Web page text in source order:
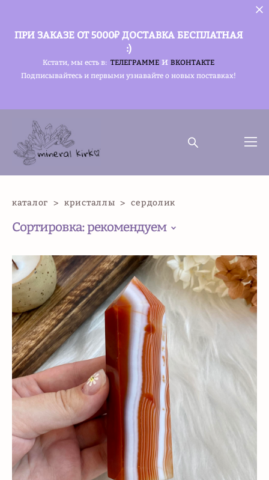
ПРИ ЗАКАЗЕ ОТ 5000₽ ДОСТАВКА БЕСПЛАТНАЯ
:)
Кстати, мы есть в: ТЕЛЕГРАММЕ и ВКОНТАКТЕ
Подписывайтесь и первыми узнавайте о новых поставках!
каталог > кристаллы > сердолик
Сортировка:рекомендуем